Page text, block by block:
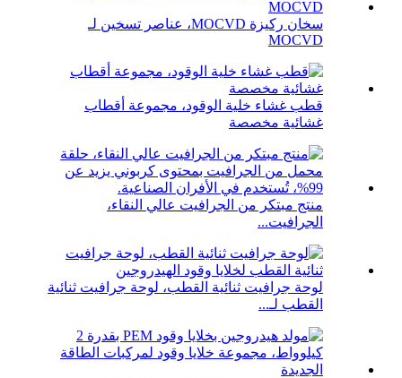
سخان ركيزة MOCVD، عناصر تسخين لـ
MOCVD
قطب غشاء خلية الوقود، مجموعة أقطاب
غشائية مخصصة
منتج مبتكر من الجرافيت عالي النقاء،
الجرافيت...
لوحة جرافيت ثنائية القطب، لوحة جرافيت ثنائية
القطب لـ...